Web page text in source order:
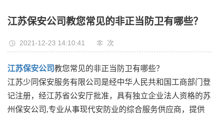
江苏保安公司教您常见的非正当防卫有哪些？
2021-12-23 14:10:41 次
江苏保安公司教您常见的非正当防卫有哪些？
江苏少同保安服务有限公司是经中华人民共和国工商部门登
记注册，经江苏省公安厅批准，具有独立企业法人资格的苏
州保安公司,专业从事现代安防业的综合服务供应商，提供